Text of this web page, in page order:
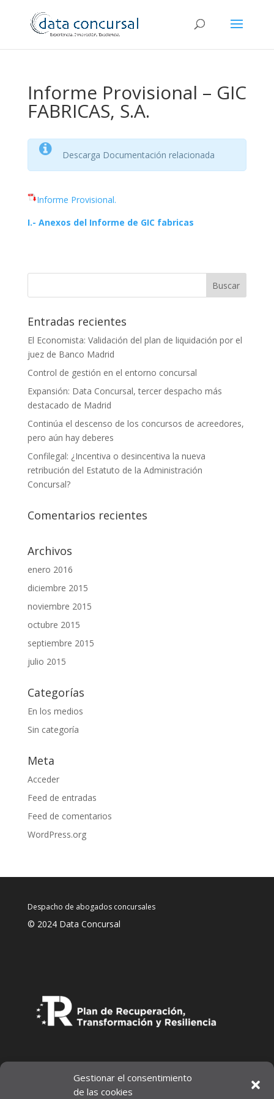
Gestionar el consentimiento
de las cookies
Informe Provisional – GIC
FABRICAS, S.A.
Descarga Documentación relacionada
Informe Provisional.
I.- Anexos del Informe de GIC fabricas
Entradas recientes
El Economista: Validación del plan de liquidación por el
juez de Banco Madrid
Control de gestión en el entorno concursal
Expansión: Data Concursal, tercer despacho más
destacado de Madrid
Continúa el descenso de los concursos de acreedores,
pero aún hay deberes
Confilegal: ¿Incentiva o desincentiva la nueva
retribución del Estatuto de la Administración
Concursal?
Comentarios recientes
Archivos
enero 2016
diciembre 2015
noviembre 2015
octubre 2015
septiembre 2015
julio 2015
Categorías
En los medios
Sin categoría
Meta
Acceder
Feed de entradas
Feed de comentarios
WordPress.org
Despacho de abogados concursales
© 2024 Data Concursal